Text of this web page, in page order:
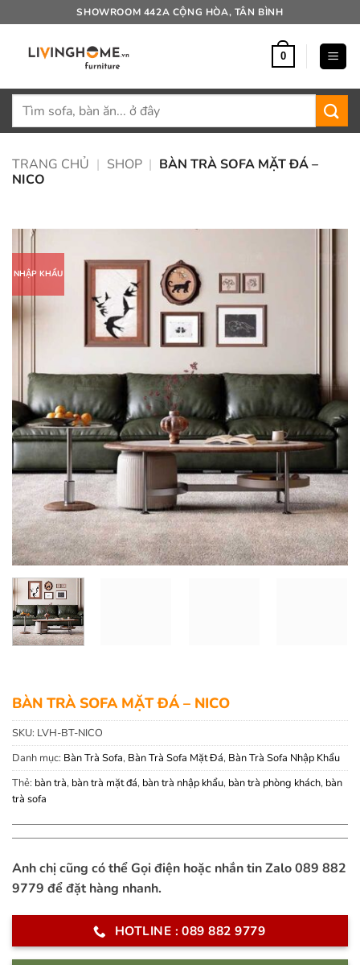
qua
SHOWROOM 442A CỘNG HÒA, TÂN BÌNH
0
Tìm
TRANG CHỦ | SHOP | BÀN TRÀ SOFA MẶT ĐÁ –
NICO
NHẬP KHẨU
BÀN TRÀ SOFA MẶT ĐÁ – NICO
SKU: LVH-BT-NICO
Danh mục: Bàn Trà Sofa, Bàn Trà Sofa Mặt Đá, Bàn Trà Sofa Nhập Khẩu
Thẻ: bàn trà, bàn trà mặt đá, bàn trà nhập khẩu, bàn trà phòng khách, bàn
trà sofa
Anh chị cũng có thể Gọi điện hoặc nhắn tin Zalo 089 882
9779 để đặt hàng nhanh.
HOTLINE : 089 882 9779